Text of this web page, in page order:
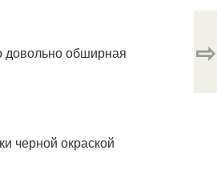
довольно обширная
черной окраской
⇨